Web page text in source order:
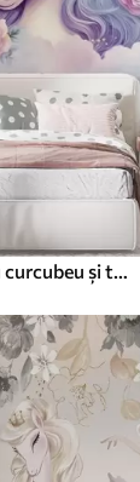
Unicorn pastelat în nori cu curcubeu și trandafiri